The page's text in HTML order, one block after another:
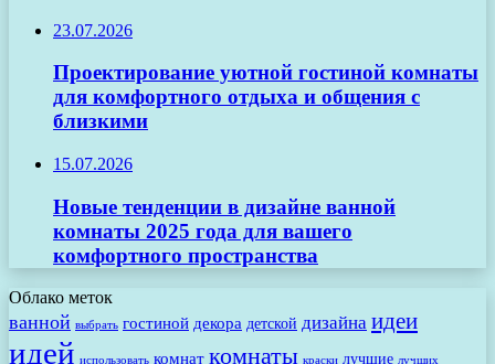
23.07.2026
Проектирование уютной гостиной комнаты
для комфортного отдыха и общения с
близкими
15.07.2026
Новые тенденции в дизайне ванной
комнаты 2025 года для вашего
комфортного пространства
Облако меток
ванной выбрать гостиной декора детской дизайна идеи
идей использовать комнат комнаты краски лучшие лучших